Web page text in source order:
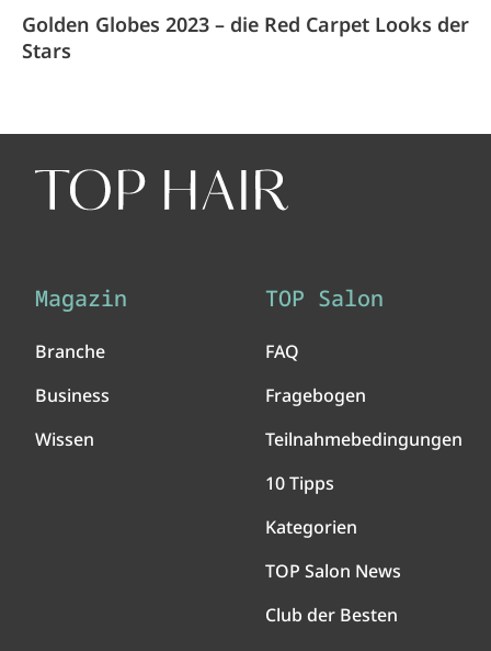
Golden Globes 2023 – die Red Carpet Looks der
Stars
Magazin
Branche
Business
Wissen
TOP Salon
FAQ
Fragebogen
Teilnahmebedingungen
10 Tipps
Kategorien
TOP Salon News
Club der Besten